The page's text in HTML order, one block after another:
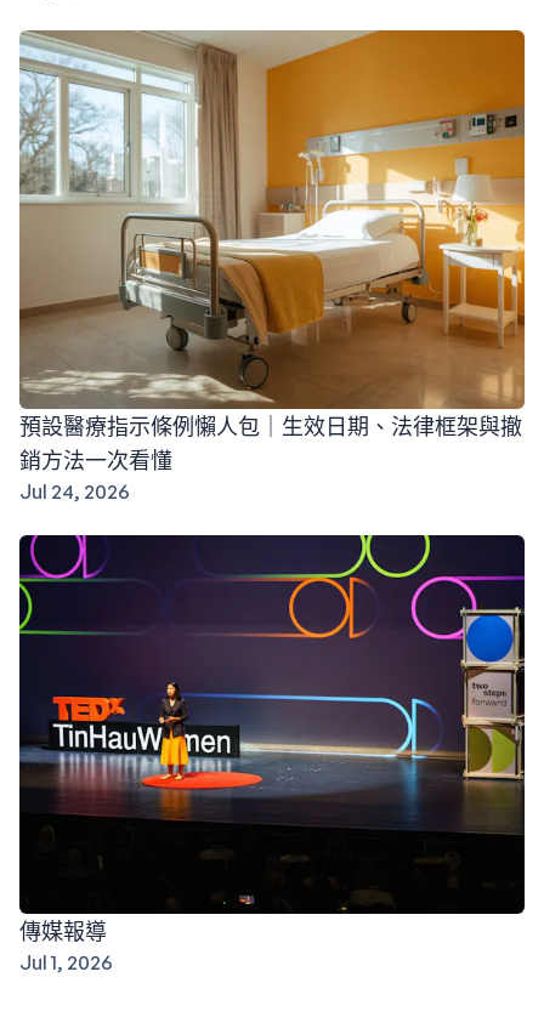
預設醫療指示條例懶人包｜生效日期、法律框架與撤
銷方法一次看懂
Jul 24, 2026
傳媒報導
Jul 1, 2026